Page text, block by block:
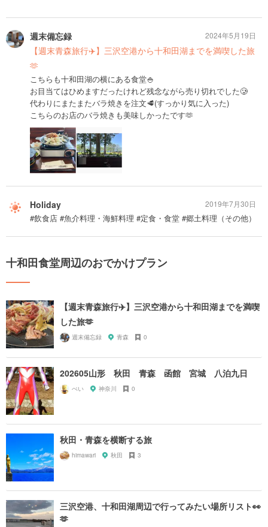
週末備忘録
【週末青森旅行✈️】三沢空港から十和田湖までを満喫した旅
🫶
こちらも十和田湖の横にある食堂🍚
お目当てはひめますだったけれど残念ながら売り切れでした🥲
代わりにまたまたバラ焼きを注文🥩(すっかり気に入った)
こちらのお店のバラ焼きも美味しかったです🫶
2024年5月19日
Holiday
#飲食店 #魚介料理・海鮮料理 #定食・食堂 #郷土料理（その他）
2019年7月30日
十和田食堂周辺のおでかけプラン
【週末青森旅行✈️】三沢空港から十和田湖までを満喫
した旅🫶
週末備忘録 青森 0
202605山形 秋田 青森 函館 宮城 八泊九日
ぺい 神奈川 0
秋田・青森を横断する旅
himawari 秋田 3
三沢空港、十和田湖周辺で行ってみたい場所リスト👀
🫶